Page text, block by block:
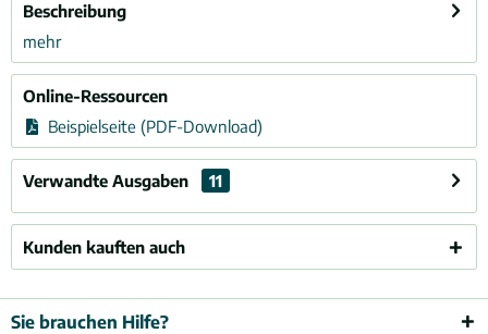
Beschreibung
mehr
Online-Ressourcen
Beispielseite (PDF-Download)
Verwandte Ausgaben 11
Kunden kauften auch
Sie brauchen Hilfe?